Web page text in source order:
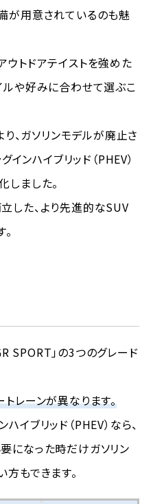
が用意されているのも魅
ウトドアテイストを強めた
ルや好みに合わせて選ぶこ
、ガソリンモデルが廃止さ
インハイブリッド（PHEV）
しました。
した、より先進的なSUV
SPORT」の3つのグレード
レーンが異なります。
イブリッド（PHEV）なら、
になった時だけガソリン
もできます。